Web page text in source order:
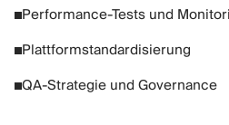
Performance-Tests und
Plattformstandardisierung
QA-Strategie und Governance